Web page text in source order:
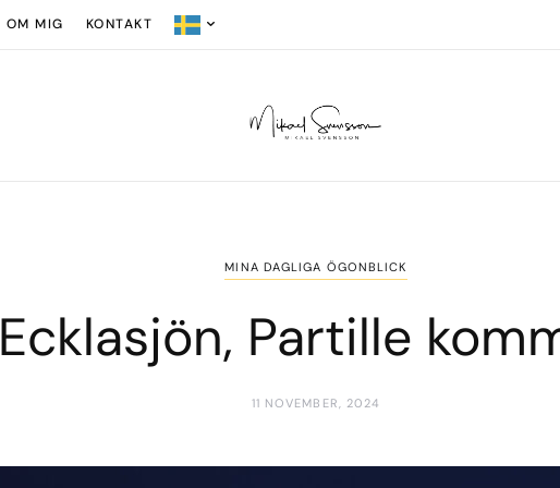
OM MIG KONTAKT
MINA DAGLIGA ÖGONBLICK
Ecklasjön, Partille
11 NOVEMBER, 2024